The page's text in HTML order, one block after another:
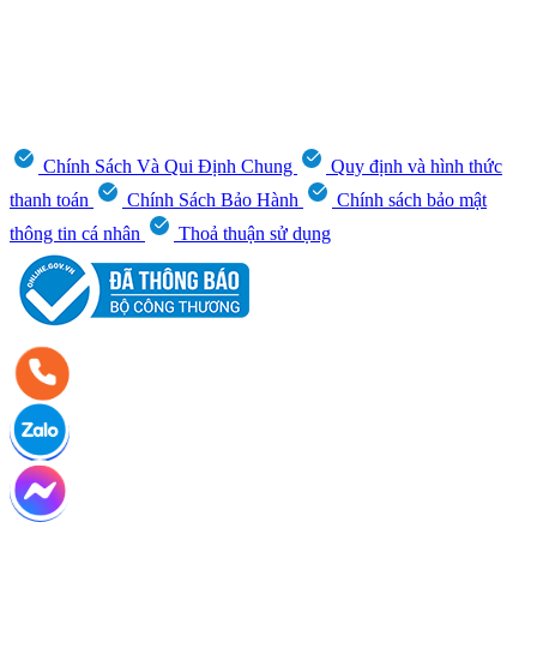
Chính Sách Và Qui Định Chung
Quy định và hình thức
thanh toán
Chính Sách Bảo Hành
Chính sách bảo mật
thông tin cá nhân
Thoả thuận sử dụng